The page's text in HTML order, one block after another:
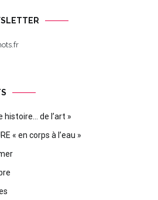
histoire… de l’art »
« en corps à l’eau »